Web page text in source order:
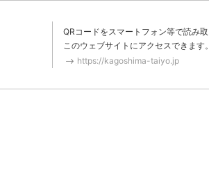
QRコードをスマートフォン等で読み取
このウェブサイトにアクセスできます。
https://kagoshima-taiyo.jp